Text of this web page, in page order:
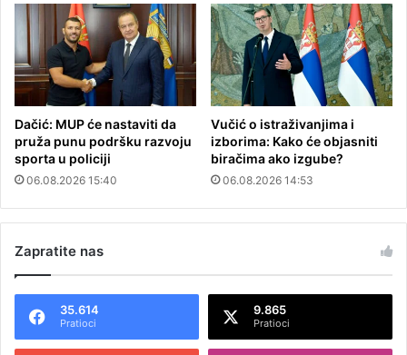
Dačić: MUP će nastaviti da
pruža punu podršku razvoju
sporta u policiji
06.08.2026 15:40
Vučić o istraživanjima i
izborima: Kako će objasniti
biračima ako izgube?
06.08.2026 14:53
Zapratite nas
35.614
Pratioci
9.865
Pratioci